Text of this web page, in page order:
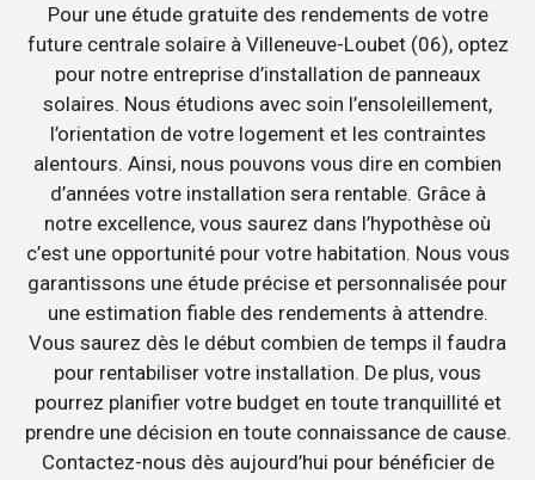
Pour une étude gratuite des rendements de votre
future centrale solaire à Villeneuve-Loubet (06), optez
pour notre entreprise d’installation de panneaux
solaires. Nous étudions avec soin l’ensoleillement,
l’orientation de votre logement et les contraintes
alentours. Ainsi, nous pouvons vous dire en combien
d’années votre installation sera rentable. Grâce à
notre excellence, vous saurez dans l’hypothèse où
c’est une opportunité pour votre habitation. Nous vous
garantissons une étude précise et personnalisée pour
une estimation fiable des rendements à attendre.
Vous saurez dès le début combien de temps il faudra
pour rentabiliser votre installation. De plus, vous
pourrez planifier votre budget en toute tranquillité et
prendre une décision en toute connaissance de cause.
Contactez-nous dès aujourd’hui pour bénéficier de